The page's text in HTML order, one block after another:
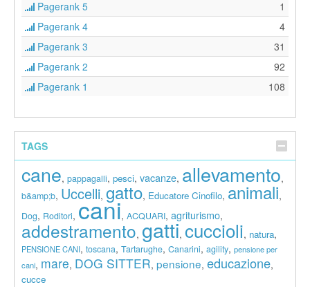
Pagerank 5
1
Pagerank 4
4
Pagerank 3
31
Pagerank 2
92
Pagerank 1
108
TAGS
cane, pappagalli, pesci, vacanze, allevamento,
b&amp;b, Uccelli, gatto, Educatore Cinofilo, animali,
Dog, Roditori, cani, ACQUARI, agriturismo,
addestramento, gatti, cuccioli, natura,
PENSIONE CANI, toscana, Tartarughe, Canarini, agility, pensione per
cani, mare, DOG SITTER, pensione, educazione,
cucce